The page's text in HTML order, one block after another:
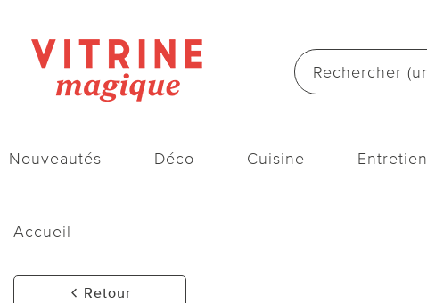
Nouveautés Déco Cuisine Entretien
Accueil
Retour